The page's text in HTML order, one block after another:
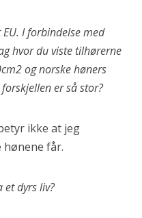
I forbindelse med
hvor du viste tilhørerne
og norske høners
er så stor?
ikke at jeg
får.
dyrs liv?